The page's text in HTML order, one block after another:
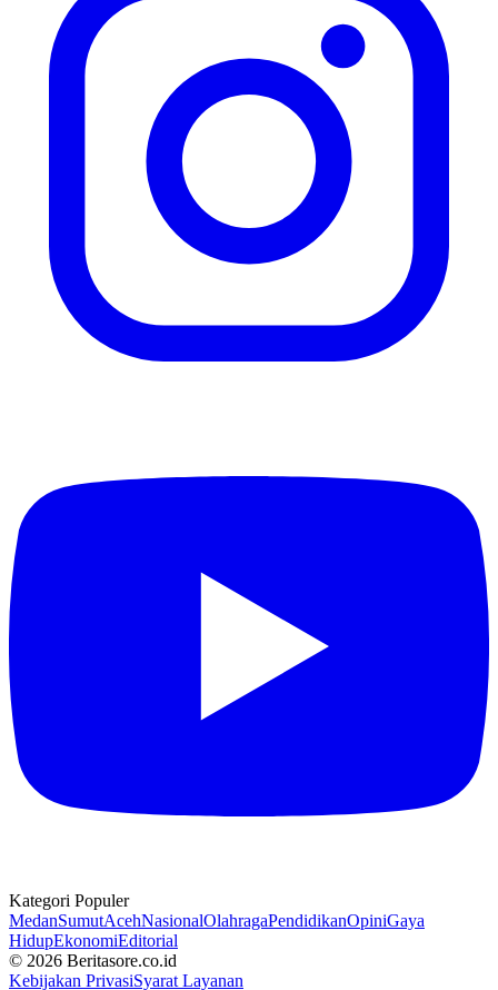
Kategori Populer
MedanSumutAcehNasionalOlahragaPendidikanOpiniGaya
HidupEkonomiEditorial
© 2026 Beritasore.co.id
Kebijakan PrivasiSyarat Layanan